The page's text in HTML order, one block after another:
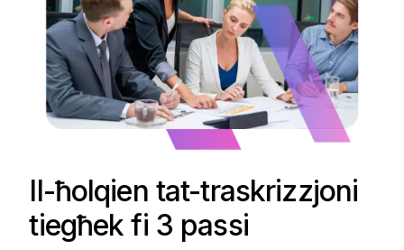
Il-ħolqien tat-traskrizzjoni
tiegħek fi 3 passi